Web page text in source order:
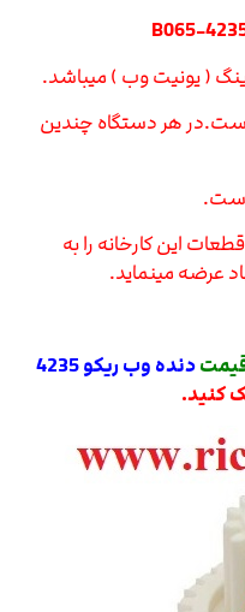
( یونیت وب ) میباشد.
در هر دستگاه چندین
است.
این کارخانه را به
عرضه مینماید.
دنده وب ریکو 4235
کنید.